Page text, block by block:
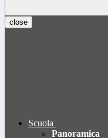
close
Scuola
Panoramica